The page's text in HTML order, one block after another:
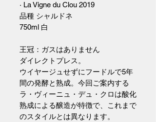
· La Vigne du Clou 2019
品種 シャルドネ
750ml 白
王冠：ガスはありません
ダイレクトプレス。
ウイヤージュせずにフードルで5年
間の発酵と熟成。今回ご案内する
ラ・ヴィーニュ・デュ・クロは酸化
熟成による醸造が特徴で、これまで
のスタイルとは異なります。